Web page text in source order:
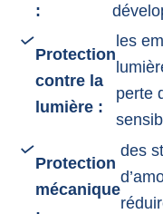
:
Protection
contre la
lumière :
les
perte
Protection
mécanique
des